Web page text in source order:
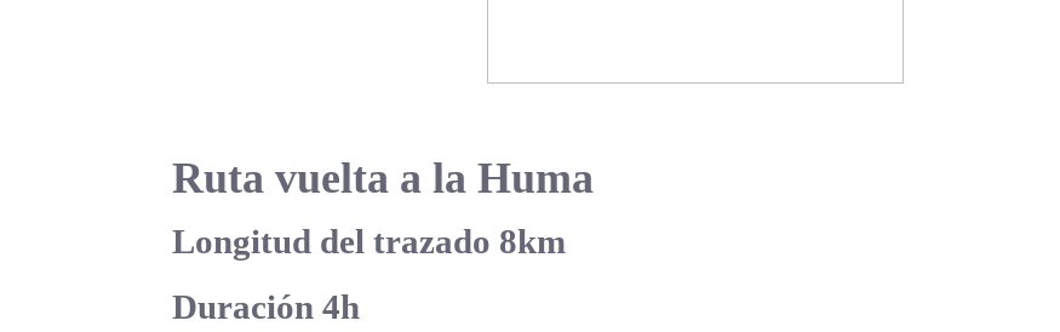
Ruta vuelta a la Huma
Longitud del trazado 8km
Duración 4h